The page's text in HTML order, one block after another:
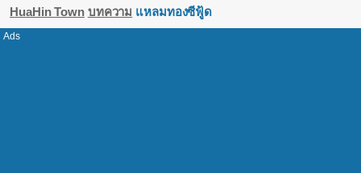
HuaHin Town บทความ แหลมทองซีฟู้ด